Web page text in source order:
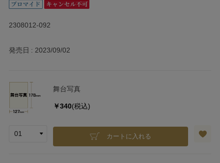
2308012-092
発売日 2023/09/02
舞台写真
￥340(税込)
カートに入れる